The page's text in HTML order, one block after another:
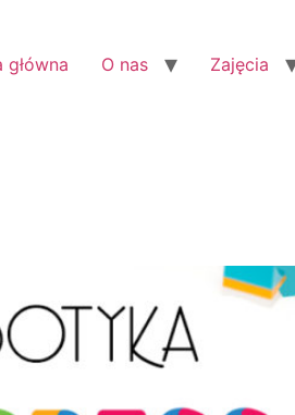
główna O nas Zajęcia